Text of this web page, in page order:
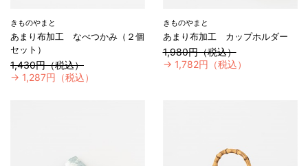
きものやまと
あまり布加工 なべつかみ（２個
セット）
1,430円（税込）
→ 1,287円（税込）
きものやまと
あまり布加工 カップホルダー
1,980円（税込）
→ 1,782円（税込）